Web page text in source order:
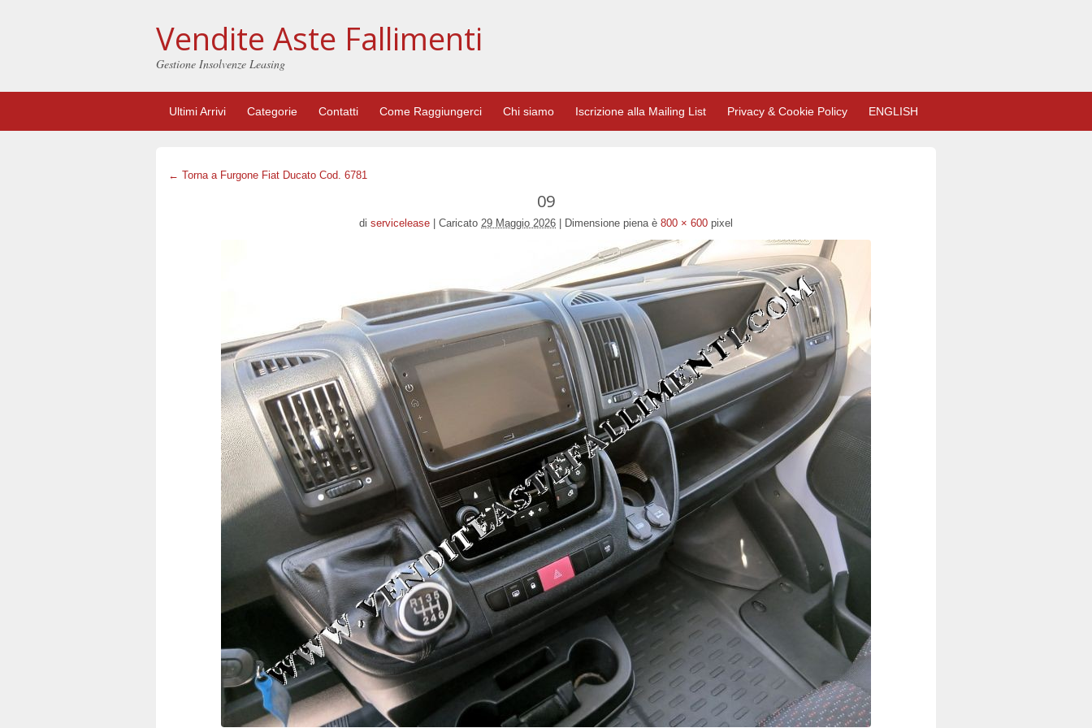
Vendite Aste Fallimenti
Gestione Insolvenze Leasing
Ultimi Arrivi Categorie Contatti Come Raggiungerci Chi siamo Iscrizione alla Mailing List Privacy & Cookie Policy ENGLISH
← Torna a Furgone Fiat Ducato Cod. 6781
09
di servicelease Caricato 29 Maggio 2026 Dimensione piena è 800 × 600 pixel